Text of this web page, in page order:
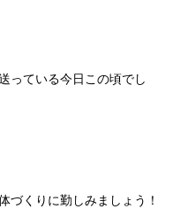
っている今日この頃でし
づくりに勤しみましょう！